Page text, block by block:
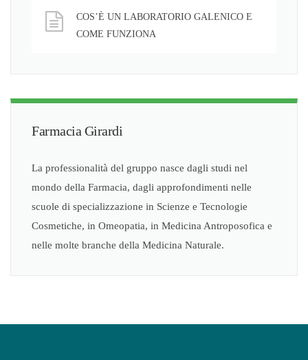
COS’È UN LABORATORIO GALENICO E
COME FUNZIONA
Farmacia Girardi
La professionalità del gruppo nasce dagli studi nel
mondo della Farmacia, dagli approfondimenti nelle
scuole di specializzazione in Scienze e Tecnologie
Cosmetiche, in Omeopatia, in Medicina Antroposofica e
nelle molte branche della Medicina Naturale.